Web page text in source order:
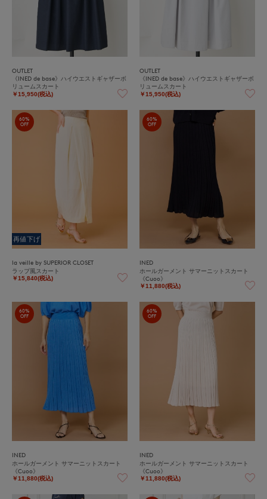
OUTLET
《INED de base》ハイウエストギャザーボ
リュームスカート
￥15,950(税込)
OUTLET
《INED de base》ハイウエストギャザーボ
リュームスカート
￥15,950(税込)
60%
OFF
再値下げ
la veille by SUPERIOR CLOSET
ラップ風スカート
￥15,840(税込)
60%
OFF
INED
ホールガーメント サマーニットスカート
《Cuoo》
￥11,880(税込)
60%
OFF
INED
ホールガーメント サマーニットスカート
《Cuoo》
￥11,880(税込)
60%
OFF
INED
ホールガーメント サマーニットスカート
《Cuoo》
￥11,880(税込)